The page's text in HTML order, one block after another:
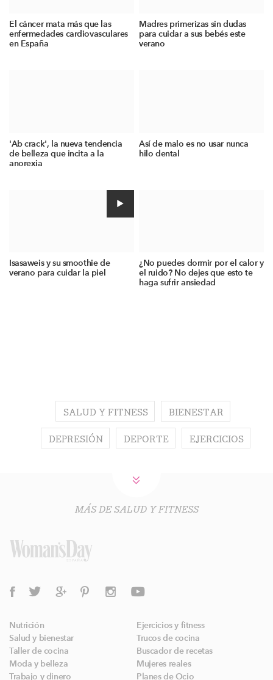
El cáncer mata más que las
enfermedades cardiovasculares
en España
Madres primerizas sin dudas
para cuidar a sus bebés este
verano
'Ab crack', la nueva tendencia
de belleza que incita a la
anorexia
Así de malo es no usar nunca
hilo dental
Isasaweis y su smoothie de
verano para cuidar la piel
¿No puedes dormir por el calor y
el ruido? No dejes que esto te
haga sufrir ansiedad
SALUD Y FITNESS BIENESTAR
DEPRESIÓN DEPORTE EJERCICIOS
MÁS DE SALUD Y FITNESS
Nutrición
Ejercicios y fitness
Salud y bienestar
Trucos de cocina
Taller de cocina
Buscador de recetas
Moda y belleza
Mujeres reales
Trabajo y dinero
Planes de Ocio